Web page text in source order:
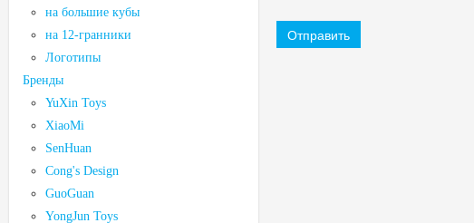
на большие кубы
на 12-гранники
Логотипы
Бренды
YuXin Toys
XiaoMi
SenHuan
Cong's Design
GuoGuan
YongJun Toys